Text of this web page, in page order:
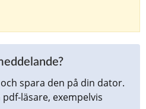
spara den på din dator.
läsare, exempelvis